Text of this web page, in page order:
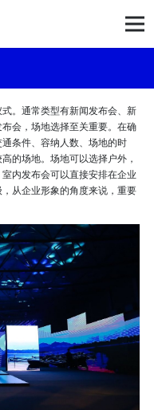
。通常类型有新闻发布会、 新
会，场地选择至关重要。在确
条件、容纳人数、场地的时
的场地。场地可以选择户外，
内发布会可以直接安排在企业
从企业形象的角度来说，重要